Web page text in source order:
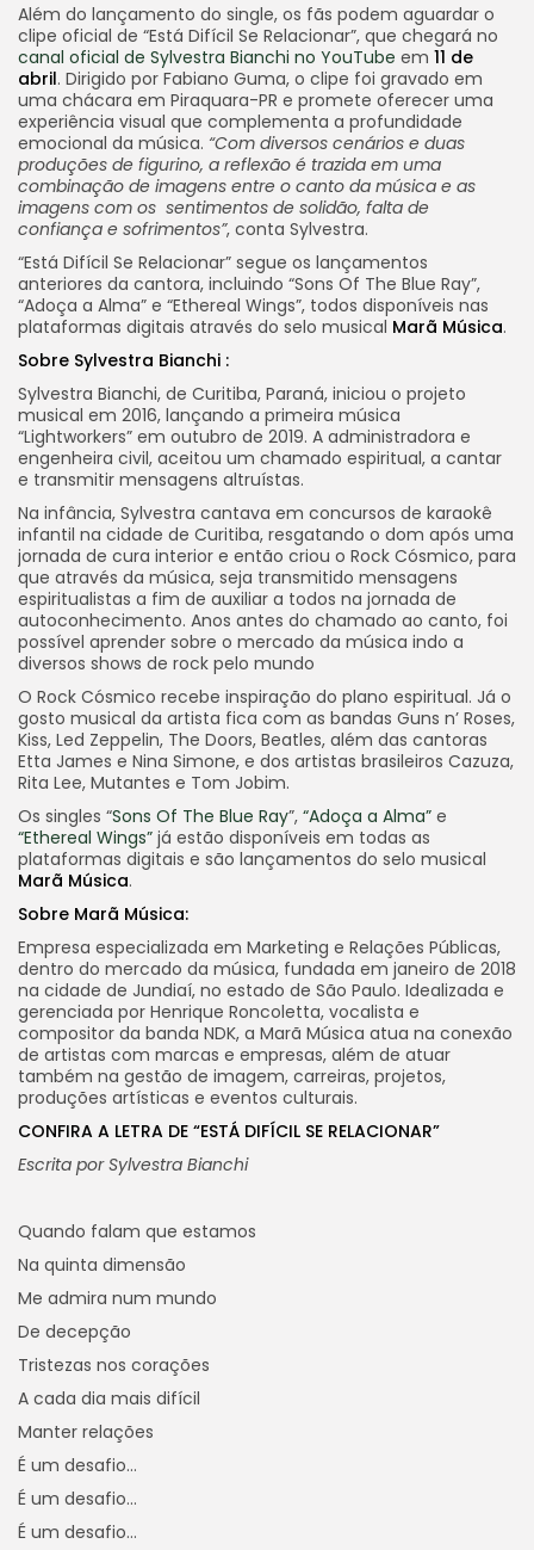
Além do lançamento do single, os fãs podem aguardar o
clipe oficial de “Está Difícil Se Relacionar”, que chegará no
canal oficial de Sylvestra Bianchi no YouTube em 11 de
abril. Dirigido por Fabiano Guma, o clipe foi gravado em
uma chácara em Piraquara-PR e promete oferecer uma
experiência visual que complementa a profundidade
emocional da música. “Com diversos cenários e duas
produções de figurino, a reflexão é trazida em uma
combinação de imagens entre o canto da música e as
imagens com os sentimentos de solidão, falta de
confiança e sofrimentos”, conta Sylvestra.
“Está Difícil Se Relacionar” segue os lançamentos
anteriores da cantora, incluindo “Sons Of The Blue Ray”,
“Adoça a Alma” e “Ethereal Wings”, todos disponíveis nas
plataformas digitais através do selo musical Marã Música.
Sobre Sylvestra Bianchi :
Sylvestra Bianchi, de Curitiba, Paraná, iniciou o projeto
musical em 2016, lançando a primeira música
“Lightworkers” em outubro de 2019. A administradora e
engenheira civil, aceitou um chamado espiritual, a cantar
e transmitir mensagens altruístas.
Na infância, Sylvestra cantava em concursos de karaokê
infantil na cidade de Curitiba, resgatando o dom após uma
jornada de cura interior e então criou o Rock Cósmico, para
que através da música, seja transmitido mensagens
espiritualistas a fim de auxiliar a todos na jornada de
autoconhecimento. Anos antes do chamado ao canto, foi
possível aprender sobre o mercado da música indo a
diversos shows de rock pelo mundo
O Rock Cósmico recebe inspiração do plano espiritual. Já o
gosto musical da artista fica com as bandas Guns n’ Roses,
Kiss, Led Zeppelin, The Doors, Beatles, além das cantoras
Etta James e Nina Simone, e dos artistas brasileiros Cazuza,
Rita Lee, Mutantes e Tom Jobim.
Os singles “Sons Of The Blue Ray”, “Adoça a Alma” e
“Ethereal Wings” já estão disponíveis em todas as
plataformas digitais e são lançamentos do selo musical
Marã Música.
Sobre Marã Música:
Empresa especializada em Marketing e Relações Públicas,
dentro do mercado da música, fundada em janeiro de 2018
na cidade de Jundiaí, no estado de São Paulo. Idealizada e
gerenciada por Henrique Roncoletta, vocalista e
compositor da banda NDK, a Marã Música atua na conexão
de artistas com marcas e empresas, além de atuar
também na gestão de imagem, carreiras, projetos,
produções artísticas e eventos culturais.
CONFIRA A LETRA DE “ESTÁ DIFÍCIL SE RELACIONAR”
Escrita por Sylvestra Bianchi
Quando falam que estamos
Na quinta dimensão
Me admira num mundo
De decepção
Tristezas nos corações
A cada dia mais difícil
Manter relações
É um desafio…
É um desafio…
É um desafio…